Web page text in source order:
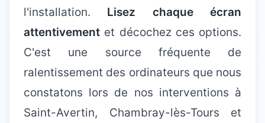
l'installation. Lisez chaque écran
attentivement et décochez ces options.
C'est une source fréquente de
ralentissement des ordinateurs que nous
constatons lors de nos interventions à
Saint-Avertin, Chambray-lès-Tours et